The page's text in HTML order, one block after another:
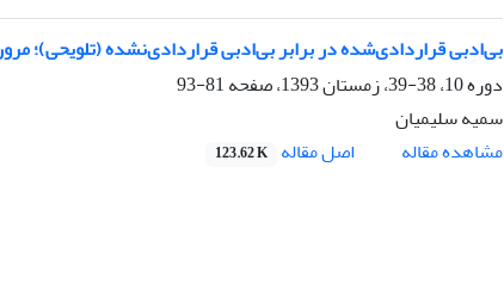
بی‌ادبی قراردادی‌شده در برابر بی‌ادبی قراردادی‌نشده (تلویحی)؛
دوره 10، 38-39، زمستان 1393، صفحه
81-93
سمیه سلیمیان
مشاهده مقاله
اصل مقاله 123.62 K